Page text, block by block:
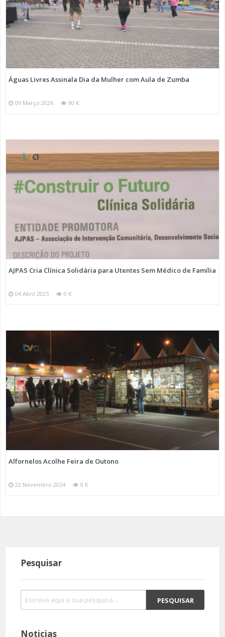
Águas Livres Assinala Dia da Mulher com Aula de Zumba
09 Março 2026 90 K
AJPAS Cria Clínica Solidária para Utentes Sem Médico de Família
04 Abril 2025 0 K
Alfornelos Acolhe Feira de Outono
22 Novembro 2024 0 K
Pesquisar
Noticias